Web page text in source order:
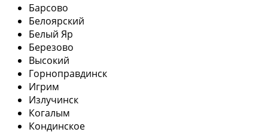
Барсово
Белоярский
Белый Яр
Березово
Высокий
Горноправдинск
Игрим
Излучинск
Когалым
Кондинское